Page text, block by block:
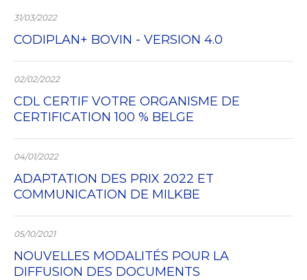
31/03/2022
CODIPLAN+ BOVIN - VERSION 4.0
02/02/2022
CDL CERTIF VOTRE ORGANISME DE
CERTIFICATION 100 % BELGE
04/01/2022
ADAPTATION DES PRIX 2022 ET
COMMUNICATION DE MILKBE
05/10/2021
NOUVELLES MODALITÉS POUR LA
DIFFUSION DES DOCUMENTS